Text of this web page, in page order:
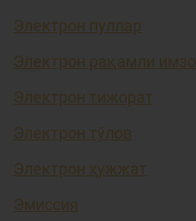
Электрон пуллар
Электрон рақамли имзо
Электрон тижорат
Электрон тўлов
Электрон ҳужжат
Эмиссия